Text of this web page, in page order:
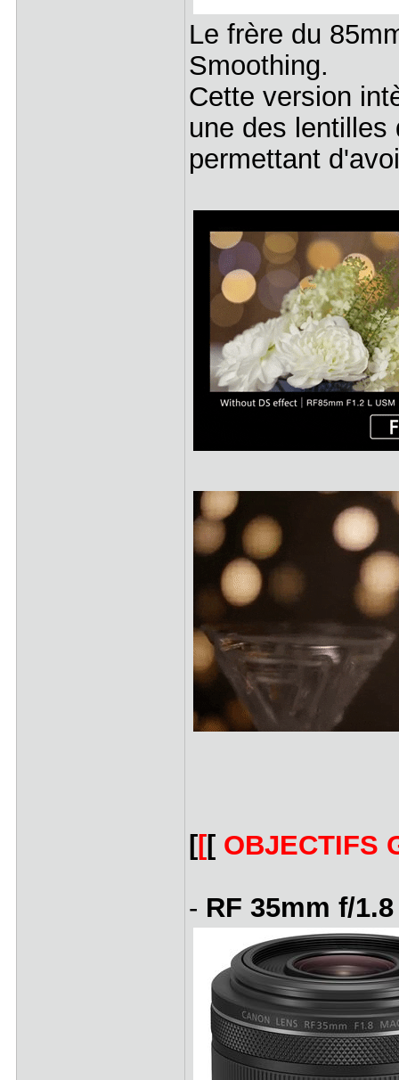
Le frère du
Smoothing.
Cette version
une des lentilles
permettant
[[[ OBJECTIFS
- RF 35mm f/